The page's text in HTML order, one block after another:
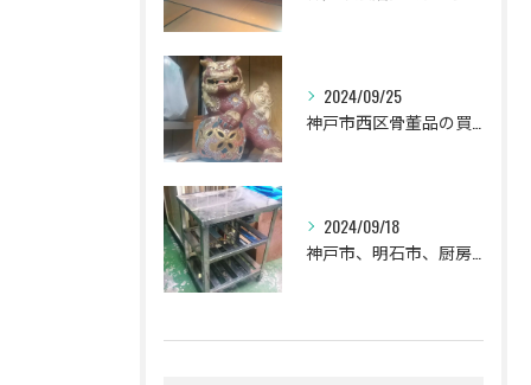
2024/09/25
2024/09/18